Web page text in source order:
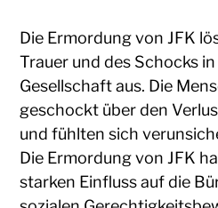
Die Ermordung von JFK
Trauer und des Schocks
Gesellschaft aus. Die
geschockt über den
und fühlten sich
Die Ermordung von JFK
starken Einfluss auf die